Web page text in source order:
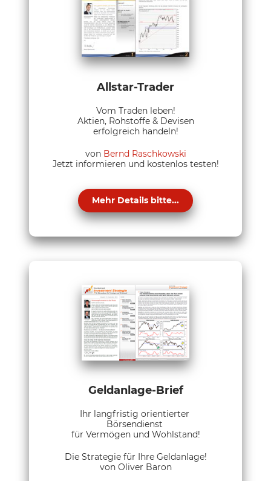
Allstar-Trader
Vom Traden leben!
Aktien, Rohstoffe & Devisen
erfolgreich handeln!
von Bernd Raschkowski
Jetzt informieren und kostenlos testen!
Mehr Details bitte...
Geldanlage-Brief
Ihr langfristig orientierter
Börsendienst
für Vermögen und Wohlstand!
Die Strategie für Ihre Geldanlage!
von Oliver Baron